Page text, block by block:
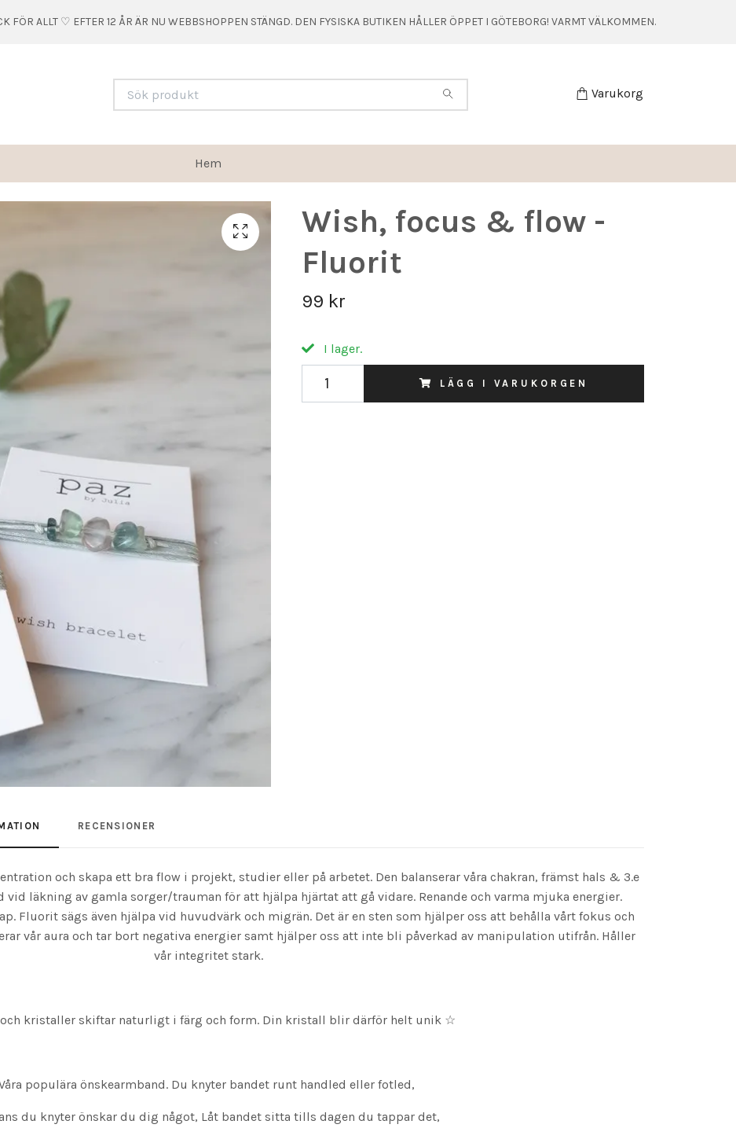
FÖR ALLT ♡ EFTER 12 ÅR ÄR NU WEBBSHOPPEN STÄNGD. DEN FYSISKA BUTIKEN HÅLLER ÖPPET I GÖTEBORG! VARMT VÄLKOMMEN.
Varukorg
Hem
Wish, focus & flow -
Fluorit
99 kr
I lager.
LÄGG I VARUKORGEN
RECENSIONER
och skapa ett bra flow i projekt, studier eller på arbetet. Den balanserar våra chakran, främst hals & 3.e
vid läkning av gamla sorger/trauman för att hjälpa hjärtat att gå vidare. Renande och varma mjuka energier.
Fluorit sägs även hjälpa vid huvudvärk och migrän. Det är en sten som hjälper oss att behålla vårt fokus och
vår aura och tar bort negativa energier samt hjälper oss att inte bli påverkad av manipulation utifrån. Håller
vår integritet stark.
och kristaller skiftar naturligt i färg och form. Din kristall blir därför helt unik ☆
populära önskearmband. Du knyter bandet runt handled eller fotled,
du knyter önskar du dig något, Låt bandet sitta tills dagen du tappar det,